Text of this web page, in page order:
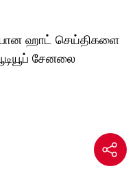
ஹாட் செய்திகளை
சேனலை